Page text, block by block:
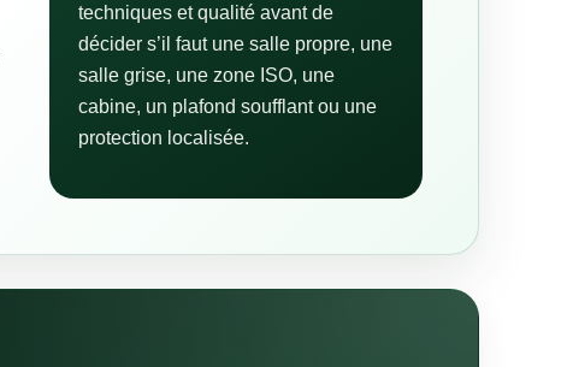
techniques et qualité avant de
décider s’il faut une salle propre, une
salle grise, une zone ISO, une
cabine, un plafond soufflant ou une
protection localisée.